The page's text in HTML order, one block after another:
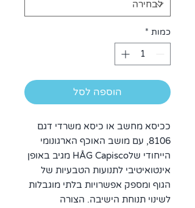
כמות *
הוספה לסל
ככיסא מחשב או כיסא משרדי דגם
8106, עם מושב האוכף הארגונומי
הייחודי שלHÅG Capisco מגיב באופן
אינטואיטיבי לתנועות הטבעיות של
הגוף ומספק אפשרויות בלתי מוגבלות
לשינוי תנוחת הישיבה. הצורה